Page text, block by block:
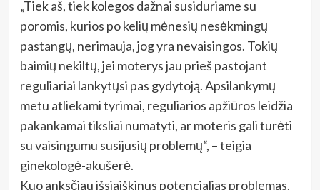
„Tiek aš, tiek kolegos dažnai susiduriame su
poromis, kurios po kelių mėnesių nesėkmingų
pastangų, nerimauja, jog yra nevaisingos. Tokių
baimių nekiltų, jei moterys jau prieš pastojant
reguliariai lankytųsi pas gydytoją. Apsilankymų
metu atliekami tyrimai, reguliarios apžiūros leidžia
pakankamai tiksliai numatyti, ar moteris gali turėti
su vaisingumu susijusių problemų“, – teigia
ginekologė-akušerė.
Kuo anksčiau išsiaiškinus potencialias problemas,